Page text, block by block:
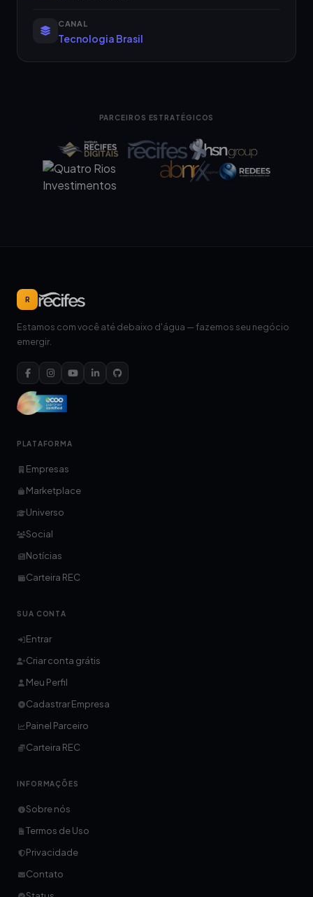
CANAL
Tecnologia Brasil
PARCEIROS ESTRATÉGICOS
R
Estamos com você até debaixo d'água — fazemos seu negócio
emergir.
PLATAFORMA
Empresas
Marketplace
Universo
Social
Notícias
Carteira REC
SUA CONTA
Entrar
Criar conta grátis
Meu Perfil
Cadastrar Empresa
Painel Parceiro
Carteira REC
INFORMAÇÕES
Sobre nós
Termos de Uso
Privacidade
Contato